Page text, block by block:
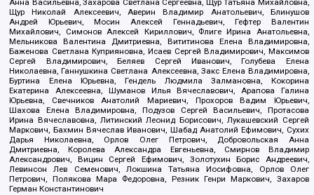
Анна Васильевна, Захарова Светлана Сергеевна, Щур Татьяна Михайловна,
Щур Николай Алексеевич, Аверин Владимир Анатольевич, Блинушов
Андрей Юрьевич, Мосин Алексей Геннадьевич, Гефтер Валентин
Михайлович, Симонов Алексей Кириллович, Флиге Ирина Анатольевна,
Мельникова Валентина Дмитриевна, Вититинова Елена Владимировна,
Баженова Светлана Куприяновна, Исаев Сергей Владимирович, Максимов
Сергей Владимирович, Беляев Сергей Иванович, Голубева Елена
Николаевна, Ганнушкина Светлана Алексеевна, Закс Елена Владимировна,
Буртина Елена Юрьевна, Гендель Людмила Залмановна, Кокорина
Екатерина Алексеевна, Шуманов Илья Вячеславович, Арапова Галина
Юрьевна, Свечников Анатолий Мариевич, Прохоров Вадим Юрьевич,
Шахова Елена Владимировна, Подузов Сергей Васильевич, Протасова
Ирина Вячеславовна, Литинский Леонид Борисович, Лукашевский Сергей
Маркович, Бахмин Вячеслав Иванович, Шабад Анатолий Ефимович, Сухих
Дарья Николаевна, Орлов Олег Петрович, Добровольская Анна
Дмитриевна, Королева Александра Евгеньевна, Смирнов Владимир
Александрович, Вицин Сергей Ефимович, Золотухин Борис Андреевич,
Левинсон Лев Семенович, Локшина Татьяна Иосифовна, Орлов Олег
Петрович, Полякова Мара Федоровна, Резник Генри Маркович, Захаров
Герман Константинович